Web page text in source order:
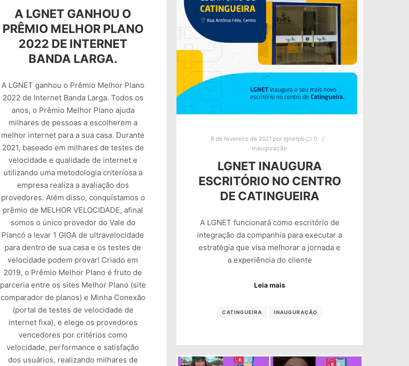
A LGNET GANHOU O
PRÊMIO MELHOR PLANO
2022 DE INTERNET
BANDA LARGA.
A LGNET ganhou o Prêmio Melhor Plano
2022 de Internet Banda Larga. Todos os
anos, o Prêmio Melhor Plano ajuda
milhares de pessoas a escolherem a
melhor internet para a sua casa. Durante
2021, baseado em milhares de testes de
velocidade e qualidade de internet e
utilizando uma metodologia criteriosa a
empresa realiza a avaliação dos
provedores. Além disso, conquistamos o
prêmio de MELHOR VELOCIDADE, afinal
somos o único provedor do Vale do
Piancó a levar 1 GIGA de ultravelocidade
para dentro de sua casa e os testes de
velocidade podem provar! Criado em
2019, o Prêmio Melhor Plano é fruto de
parceria entre os sites Melhor Plano (site
comparador de planos) e Minha Conexão
(portal de testes de velocidade de
internet fixa), e elege os provedores
vencedores por critérios como
velocidade, performance e satisfação
dos usuários, realizando milhares de
8 de fevereiro de 2021 por lgnetpb
0
Inauguração
LGNET INAUGURA
ESCRITÓRIO NO CENTRO
DE CATINGUEIRA
A LGNET funcionará como escritório de
integração da companhia para executar a
estratégia que visa melhorar a jornada e
a experiência do cliente
Leia mais
CATINGUEIRA INAUGURAÇÃO